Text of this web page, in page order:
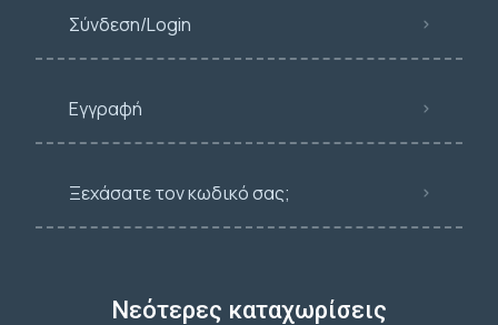
Σύνδεση/Login
Εγγραφή
Ξεχάσατε τον κωδικό σας;
Νεότερες καταχωρίσεις